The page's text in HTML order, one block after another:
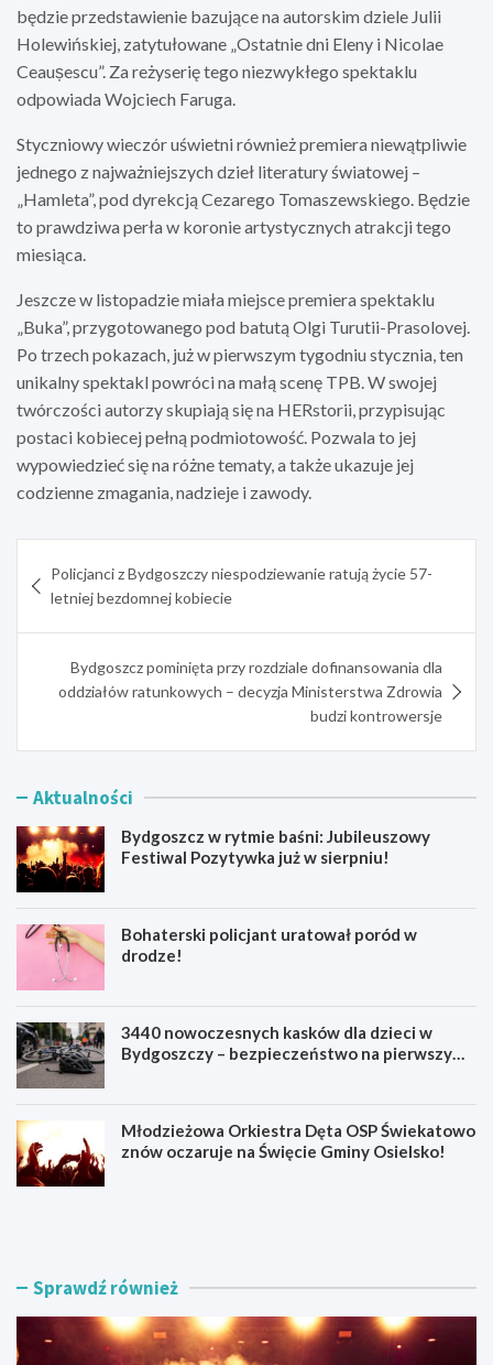
będzie przedstawienie bazujące na autorskim dziele Julii
Holewińskiej, zatytułowane „Ostatnie dni Eleny i Nicolae
Ceaușescu”. Za reżyserię tego niezwykłego spektaklu
odpowiada Wojciech Faruga.
Styczniowy wieczór uświetni również premiera niewątpliwie
jednego z najważniejszych dzieł literatury światowej –
„Hamleta”, pod dyrekcją Cezarego Tomaszewskiego. Będzie
to prawdziwa perła w koronie artystycznych atrakcji tego
miesiąca.
Jeszcze w listopadzie miała miejsce premiera spektaklu
„Buka”, przygotowanego pod batutą Olgi Turutii-Prasolovej.
Po trzech pokazach, już w pierwszym tygodniu stycznia, ten
unikalny spektakl powróci na małą scenę TPB. W swojej
twórczości autorzy skupiają się na HERstorii, przypisując
postaci kobiecej pełną podmiotowość. Pozwala to jej
wypowiedzieć się na różne tematy, a także ukazuje jej
codzienne zmagania, nadzieje i zawody.
wpisu
Policjanci z Bydgoszczy niespodziewanie ratują życie 57-
letniej bezdomnej kobiecie
Bydgoszcz pominięta przy rozdziale dofinansowania dla
oddziałów ratunkowych – decyzja Ministerstwa Zdrowia
budzi kontrowersje
Aktualności
Bydgoszcz w rytmie baśni: Jubileuszowy
Festiwal Pozytywka już w sierpniu!
Bohaterski policjant uratował poród w
drodze!
3440 nowoczesnych kasków dla dzieci w
Bydgoszczy – bezpieczeństwo na pierwszym
Młodzieżowa Orkiestra Dęta OSP Świekatowo
znów oczaruje na Święcie Gminy Osielsko!
B
s
z
B
e
k
Sprawdź również